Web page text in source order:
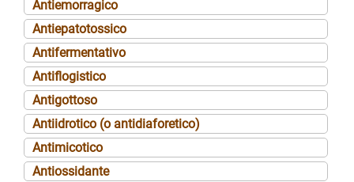
Antiemorragico
Antiepatotossico
Antifermentativo
Antiflogistico
Antigottoso
Antiidrotico (o antidiaforetico)
Antimicotico
Antiossidante